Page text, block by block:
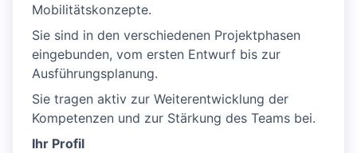
Mobilitätskonzepte.
Sie sind in den verschiedenen Projektphasen
eingebunden, vom ersten Entwurf bis zur
Ausführungsplanung.
Sie tragen aktiv zur Weiterentwicklung der
Kompetenzen und zur Stärkung des Teams bei.
Ihr Profil